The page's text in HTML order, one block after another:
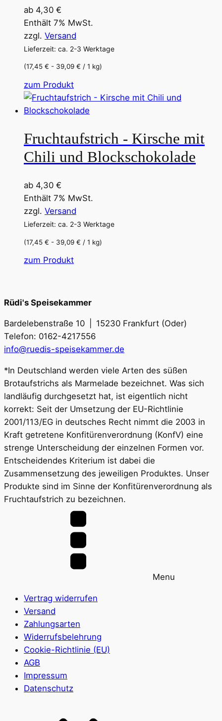
können
auf
der
Produktseite
werden
ab 4,30 €
Enthält 7% MwSt.
zzgl. Versand
Lieferzeit: ca. 2-3 Werktage
(17,45 € - 39,09 € / 1 kg)
zum ProduktDieses
Produkt
weist
Varianten
auf.
Die
auf
der
Produktseite
gewählt
Fruchtaufstrich - Kirsche mit
Chili und Blockschokolade
ab 4,30 €
Enthält 7% MwSt.
zzgl. Versand
Lieferzeit: ca. 2-3 Werktage
(17,45 € - 39,09 € / 1 kg)
zum ProduktDieses
mehrere
auf.
Die
Optionen
auf
der
Produktseite
gewählt
werden
Rüdi's Speisekammer
Bardelebenstraße 10 | 15230 Frankfurt (Oder)
Telefon: 0162-4217556
info@ruedis-speisekammer.de
*In Deutschland werden viele Arten des süßen
Brotaufstrichs als Marmelade bezeichnet. Was sich
landläufig durchgesetzt hat, ist eigentlich nicht
korrekt: Seit der Umsetzung der EU-Richtlinie
2001/113/EG in deutsches Recht nimmt die 2003 in
Kraft getretene Konfitürenverordnung (KonfV) eine
strenge Unterscheidung der einzelnen Formen vor.
Entscheidendes Kriterium ist dabei die
Zusammensetzung des jeweiligen Produktes. Unser
Produkte sind im Sinne der Konfitürenverordnung als
Fruchtaufstrich zu bezeichnen.
Menu
Vertrag widerrufen
Versand
Zahlungsarten
Widerrufsbelehrung
Cookie-Richtlinie (EU)
AGB
Impressum
Datenschutz